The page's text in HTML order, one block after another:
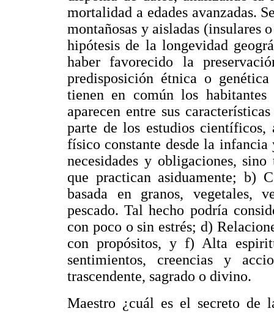
mortalidad a edades avanzadas.
montañosas y aisladas (insulares
hipótesis de la longevidad
haber favorecido la
predisposición étnica o
tienen en común los habitantes
aparecen entre sus
parte de los estudios científicos,
físico constante desde la
necesidades y obligaciones,
que practican asiduamente; b)
basada en granos, vegetales,
pescado. Tal hecho podría
con poco o sin estrés; d)
con propósitos, y f) Alta
sentimientos, creencias y
trascendente, sagrado o divino.
Maestro ¿cuál es el secreto